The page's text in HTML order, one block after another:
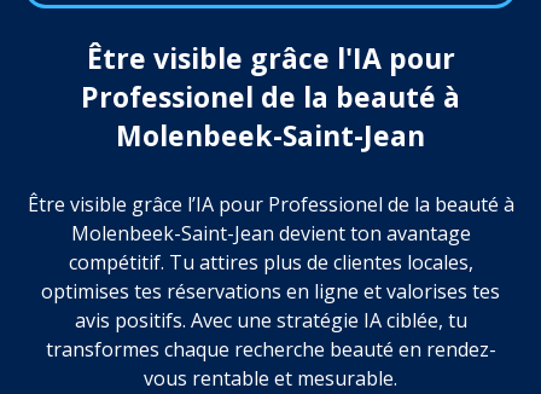
Être visible grâce l'IA pour
Professionel de la beauté à
Molenbeek-Saint-Jean
Être visible grâce l’IA pour Professionel de la beauté à
Molenbeek-Saint-Jean devient ton avantage
compétitif. Tu attires plus de clientes locales,
optimises tes réservations en ligne et valorises tes
avis positifs. Avec une stratégie IA ciblée, tu
transformes chaque recherche beauté en rendez-
vous rentable et mesurable.